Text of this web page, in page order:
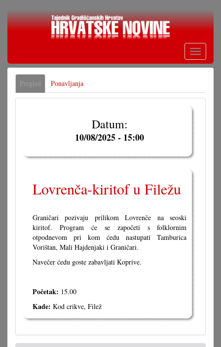
Skoči
Toggle
Primarne
oznake
Pregled (aktivna
oznaka)
Ponavljanja
Datum:
10/08/2025 - 15:00
Lovrenča-kiritof u Filežu
Graničari pozivaju prilikom Lovrenče na seoski
kiritof. Program će se započeti s folklornim
otpodnevom pri kom ćedu nastupati Tamburica
Vorištan, Mali Hajdenjaki i Graničari.
Navečer ćedu goste zabavljati Koprive.
Početak: 15.00
Kade: Kod crikve, Filež